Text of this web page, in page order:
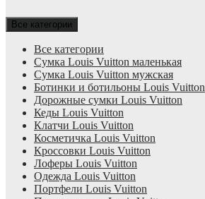
Все категории
Все категории
Cумка Louis Vuitton маленькая
Cумка Louis Vuitton мужская
Ботинки и ботильоны Louis Vuitton
Дорожные сумки Louis Vuitton
Кеды Louis Vuitton
Клатчи Louis Vuitton
Косметичка Louis Vuitton
Кроссовки Louis Vuitton
Лоферы Louis Vuitton
Одежда Louis Vuitton
Портфели Louis Vuitton